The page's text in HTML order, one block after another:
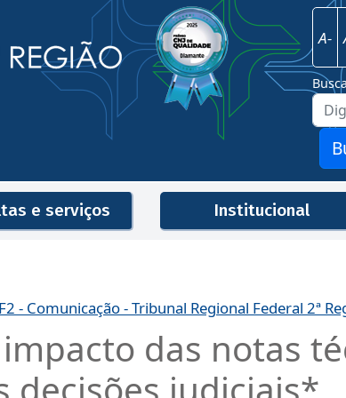
Justiça Federal - 2ª Região
Imagem
A-
e serviços Institucional
- Comunicação - Tribunal Regional Federal 2ª
das notas